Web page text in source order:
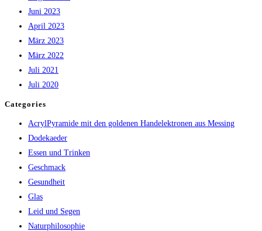
Juni 2023
April 2023
März 2023
März 2022
Juli 2021
Juli 2020
Categories
AcrylPyramide mit den goldenen Handelektronen aus Messing
Dodekaeder
Essen und Trinken
Geschmack
Gesundheit
Glas
Leid und Segen
Naturphilosophie